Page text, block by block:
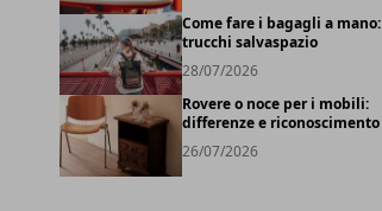
Come fare i bagagli a mano:
trucchi salvaspazio
28/07/2026
Rovere o noce per i mobili:
differenze e riconoscimento
26/07/2026